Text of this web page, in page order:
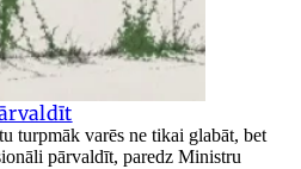
turpmāk varēs ne tikai glabāt, bet
pārvaldīt, paredz Ministru